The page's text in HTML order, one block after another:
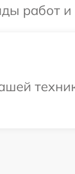
работ и